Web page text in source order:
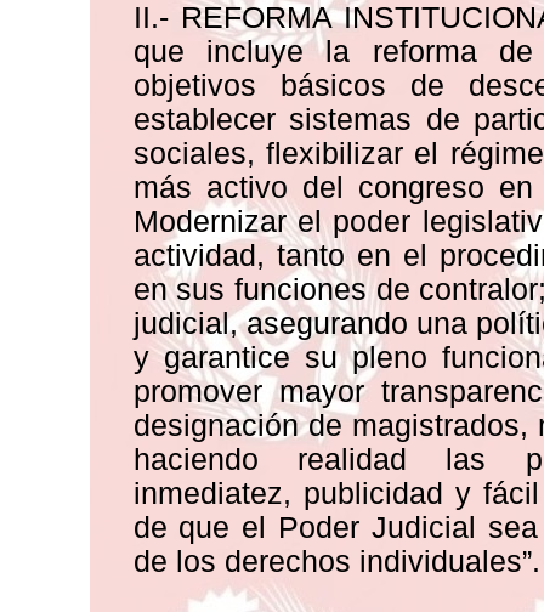
II.- REFORMA
que incluye la reforma
objetivos básicos de
establecer sistemas de
sociales, flexibilizar el
más activo del congreso
Modernizar el poder
actividad, tanto en el
en sus funciones de
judicial, asegurando una
y garantice su pleno
promover mayor
designación de
haciendo realidad las
inmediatez, publicidad y
de que el Poder Judicial
de los derechos individuales”.